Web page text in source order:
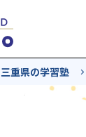
三重県の学習塾